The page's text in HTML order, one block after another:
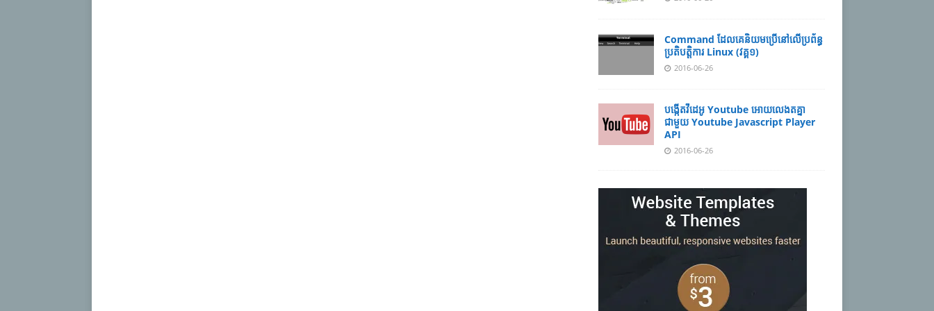
Command ដែល​​គេ​​និយម​​ប្រើ​​នៅ​លើ​​ប្រព័ន្ធ​​
ប្រតិបត្តិការ​ Linux (វគ្គ១)
2016-06-26
បង្កើតវីដេអូ Youtube អោយ​លេងតគ្នា
ជាមួយ Youtube Javascript Player
API
2016-06-26